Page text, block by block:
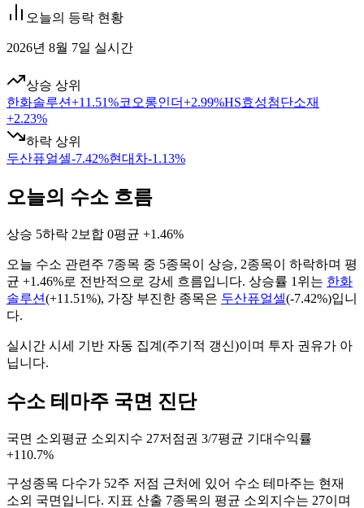
오늘의 등락 현황
2026년 8월 7일 실시간
상승 상위
한화솔루션+11.51%코오롱인더+2.99%HS효성첨단소재
+2.23%
하락 상위
두산퓨얼셀-7.42%현대차-1.13%
오늘의 수소 흐름
상승 5하락 2 보합 0평균 +1.46%
오늘 수소 관련주 7종목 중 5종목이 상승, 2종목이 하락하며 평
균 +1.46%로 전반적으로 강세 흐름입니다. 상승률 1위는 한화
솔루션(+11.51%), 가장 부진한 종목은 두산퓨얼셀(-7.42%)입니
다.
실시간 시세 기반 자동 집계(주기적 갱신)이며 투자 권유가 아
닙니다.
수소 테마주 국면 진단
국면 소외 평균 소외지수 27저점권 3/7평균 기대수익률
+110.7%
구성종목 다수가 52주 저점 근처에 있어 수소 테마주는 현재
소외 국면입니다. 지표 산출 7종목의 평균 소외지수는 27이며